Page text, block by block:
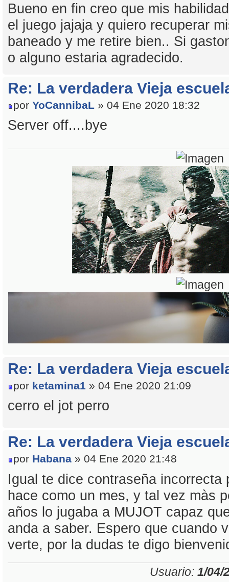
Bueno en fin creo que mis
el juego jajaja y quiero recuperar
baneado y me retire bien.. Si
o alguno estaria agradecido.
Re: La verdadera Vieja
por YoCannibaL » 04 Ene 2020 18:32
Server off....bye
Re: La verdadera Vieja
por ketamina1 » 04 Ene 2020 21:09
cerro el jot perro
Re: La verdadera Vieja
por Habana » 04 Ene 2020 21:48
Igual te dice contraseña
hace como un mes, y tal vez màs
años lo jugaba a MUJOT capaz
anda a saber. Espero que cuando
verte, por la dudas te digo
Usuario: 1/04/